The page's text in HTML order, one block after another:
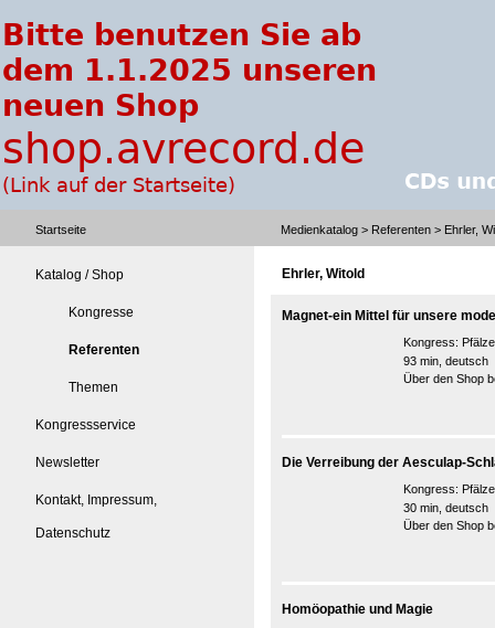
Startseite Medienkatalog > Referenten > Ehrler,
Katalog / Shop
Kongresse
Referenten
Themen
Kongressservice
Newsletter
Kontakt, Impressum,
Datenschutz
Ehrler, Witold
Magnet-ein Mittel für unsere
Kongress:
93 min, deutsch
Über den Shop
Die Verreibung der Aesculap-
Kongress:
30 min, deutsch
Über den Shop
Homöopathie und Magie